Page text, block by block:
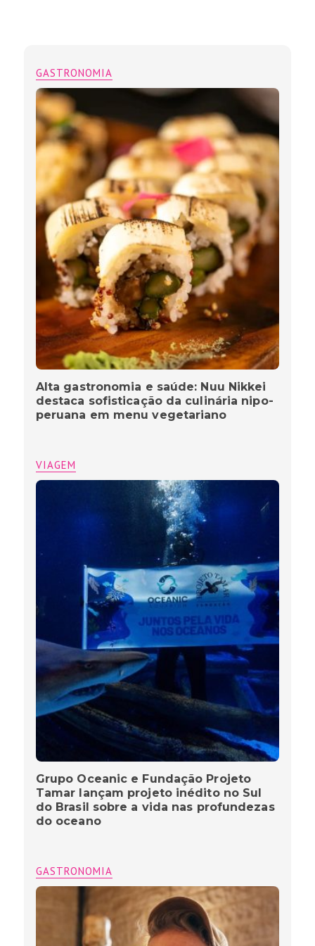
GASTRONOMIA
Alta gastronomia e saúde: Nuu Nikkei
destaca sofisticação da culinária nipo-
peruana em menu vegetariano
VIAGEM
Grupo Oceanic e Fundação Projeto
Tamar lançam projeto inédito no Sul
do Brasil sobre a vida nas profundezas
do oceano
GASTRONOMIA